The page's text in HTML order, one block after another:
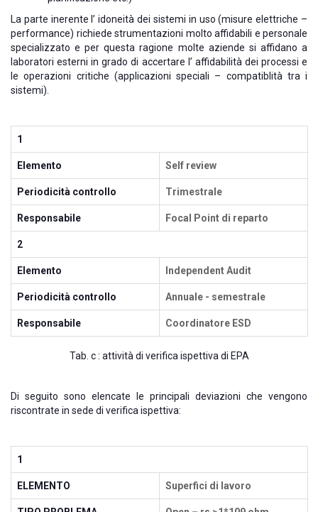
La parte inerente l’ idoneità dei sistemi in uso (misure elettriche –
performance) richiede strumentazioni molto affidabili e personale
specializzato e per questa ragione molte aziende si affidano a
laboratori esterni in grado di accertare l’ affidabilità dei processi e
le operazioni critiche (applicazioni speciali – compatiblità tra i
sistemi).
1
Elemento Self review
Periodicità controllo Trimestrale
Responsabile Focal Point di reparto
2
Elemento Independent Audit
Periodicità controllo Annuale - semestrale
Responsabile Coordinatore ESD
Tab. c : attività di verifica ispettiva di EPA
Di seguito sono elencate le principali deviazioni che vengono
riscontrate in sede di verifica ispettiva:
1
ELEMENTO Superfici di lavoro